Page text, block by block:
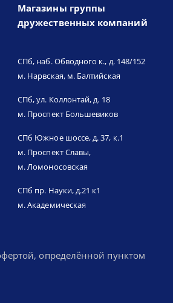
Магазины группы
дружественных компаний
СПб, наб. Обводного к., д. 148/152
м. Нарвская, м. Балтийская
СПб, ул. Коллонтай, д. 18
м. Проспект Большевиков
СПб Южное шоссе, д. 37, к.1
м. Проспект Славы,
м. Ломоносовская
СПб пр. Науки, д.21 к1
м. Академическая
определённой пунктом